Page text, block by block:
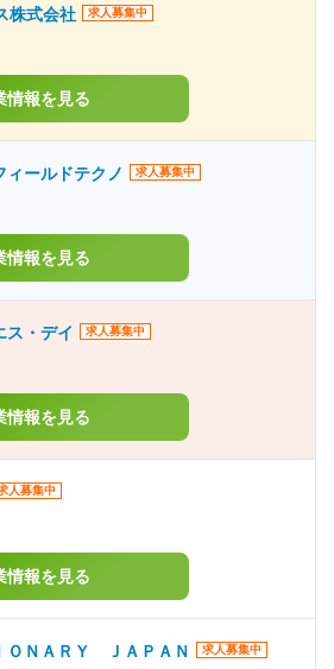
株式会社 求人募集中
情報を見る
ィールドテクノ 求人募集中
情報を見る
ス・デイ 求人募集中
情報を見る
人募集中
情報を見る
ＯＮＡＲＹ ＪＡＰＡＮ 求人募集中